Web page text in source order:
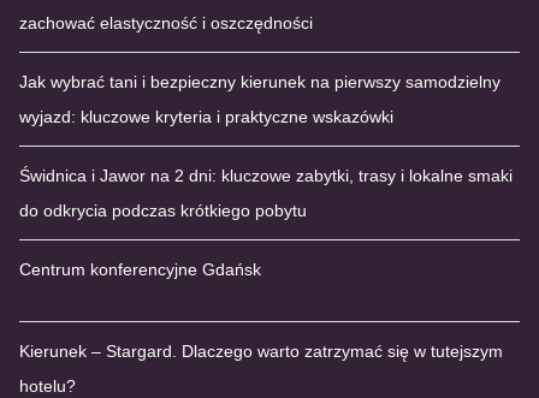
zachować elastyczność i oszczędności
Jak wybrać tani i bezpieczny kierunek na pierwszy samodzielny
wyjazd: kluczowe kryteria i praktyczne wskazówki
Świdnica i Jawor na 2 dni: kluczowe zabytki, trasy i lokalne smaki
do odkrycia podczas krótkiego pobytu
Centrum konferencyjne Gdańsk
Kierunek – Stargard. Dlaczego warto zatrzymać się w tutejszym
hotelu?